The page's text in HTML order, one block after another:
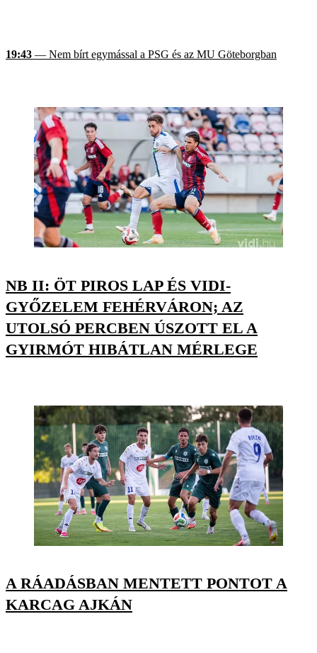
19:43 — Nem bírt egymással a PSG és az MU Göteborgban
NB II: ÖT PIROS LAP ÉS VIDI-
GYŐZELEM FEHÉRVÁRON; AZ
UTOLSÓ PERCBEN ÚSZOTT EL A
GYIRMÓT HIBÁTLAN MÉRLEGE
A RÁADÁSBAN MENTETT PONTOT A
KARCAG AJKÁN